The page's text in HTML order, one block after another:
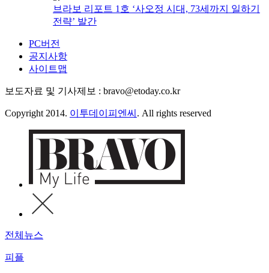
브라보 리포트 1호 ‘사오정 시대, 73세까지 일하기
전략’ 발간
PC버전
공지사항
사이트맵
보도자료 및 기사제보 : bravo@etoday.co.kr
Copyright 2014. 이투데이피엔씨 . All rights reserved
전체뉴스
피플